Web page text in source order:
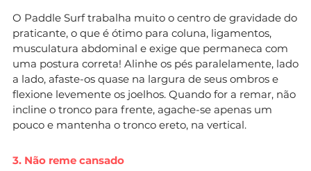
O Paddle Surf trabalha muito o centro de gravidade do
praticante, o que é ótimo para coluna, ligamentos,
musculatura abdominal e exige que permaneca com
uma postura correta! Alinhe os pés paralelamente, lado
a lado, afaste-os quase na largura de seus ombros e
flexione levemente os joelhos. Quando for a remar, não
incline o tronco para frente, agache-se apenas um
pouco e mantenha o tronco ereto, na vertical.
3. Não reme cansado